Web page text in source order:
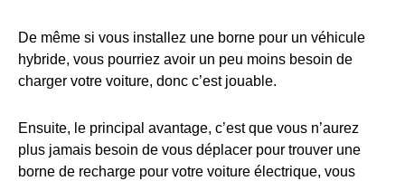
De même si vous installez une borne pour un véhicule
hybride, vous pourriez avoir un peu moins besoin de
charger votre voiture, donc c’est jouable.
Ensuite, le principal avantage, c’est que vous n’aurez
plus jamais besoin de vous déplacer pour trouver une
borne de recharge pour votre voiture électrique, vous